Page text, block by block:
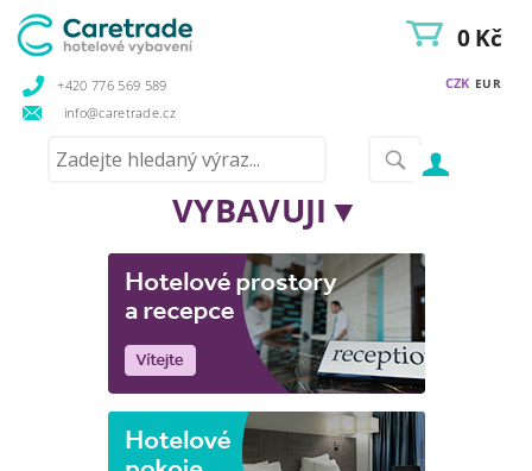
+420 776 569 589
info@caretrade.cz
CZK EUR
0 Kč
VYBAVUJI